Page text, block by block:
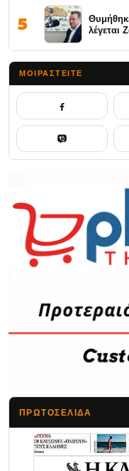
5
λέγεται
ΜΟΙΡΑΣΤΕΊΤΕ
ΠΡΩΤΟΣΈΛΙΔΑ